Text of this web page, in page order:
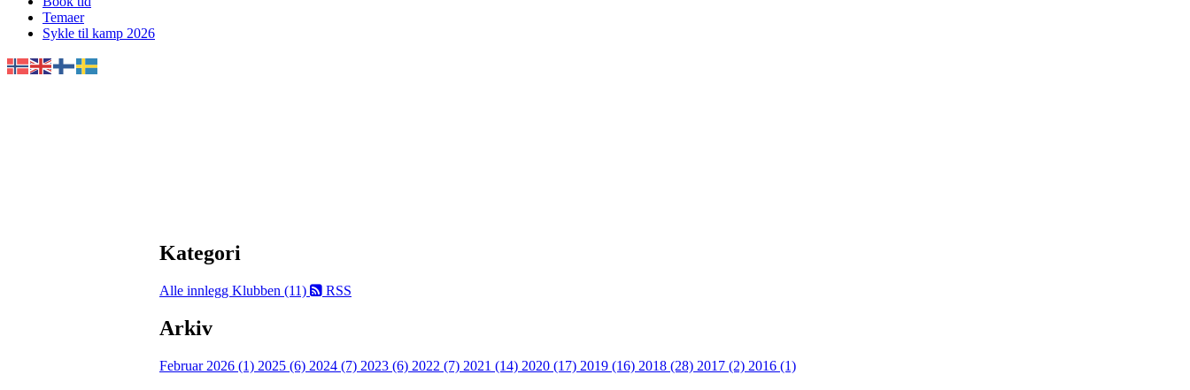
Temaer
Sykle til kamp 2026
Kategori
Alle innlegg Klubben (11) RSS
Arkiv
Februar 2026 (1) 2025 (6) 2024 (7) 2023 (6) 2022 (7) 2021 (14) 2020 (17) 2019 (16) 2018 (28) 2017 (2) 2016 (1)